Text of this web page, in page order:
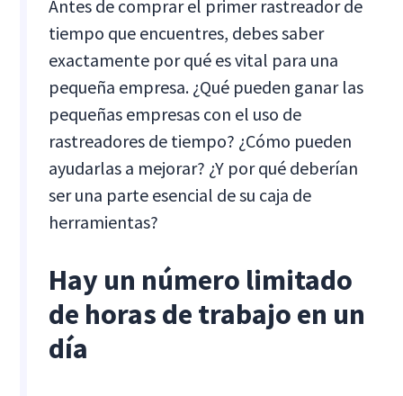
Antes de comprar el primer rastreador de
tiempo que encuentres, debes saber
exactamente por qué es vital para una
pequeña empresa. ¿Qué pueden ganar las
pequeñas empresas con el uso de
rastreadores de tiempo? ¿Cómo pueden
ayudarlas a mejorar? ¿Y por qué deberían
ser una parte esencial de su caja de
herramientas?
Hay un número limitado
de horas de trabajo en un
día